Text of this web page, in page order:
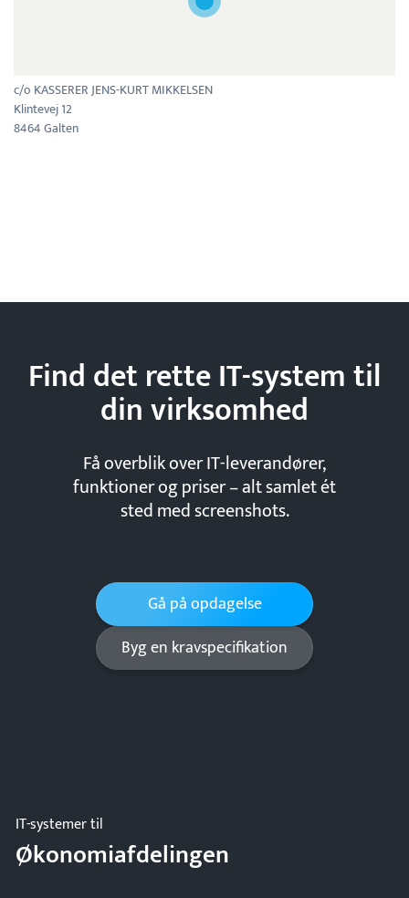
c/o KASSERER JENS-KURT MIKKELSEN
Klintevej 12
8464 Galten
Find det rette IT-system til
dinvirksomhed
Få overblik over IT-leverandører,
funktioner og priser – alt samlet ét
sted med screenshots.
Gå på opdagelse
Byg en kravspecifikation
IT-systemer til
Økonomiafdelingen